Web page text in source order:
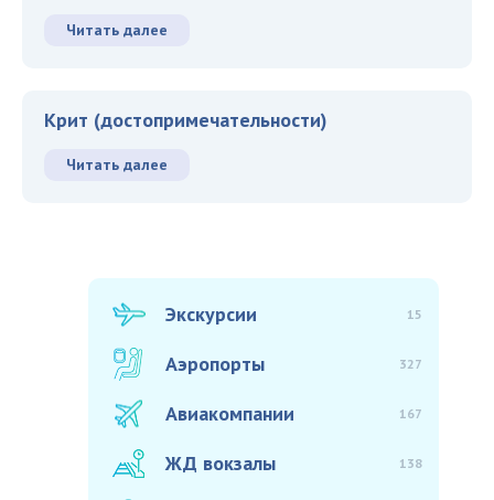
Читать далее
Крит (достопримечательности)
Читать далее
Экскурсии 15
Аэропорты 327
Авиакомпании 167
ЖД вокзалы 138